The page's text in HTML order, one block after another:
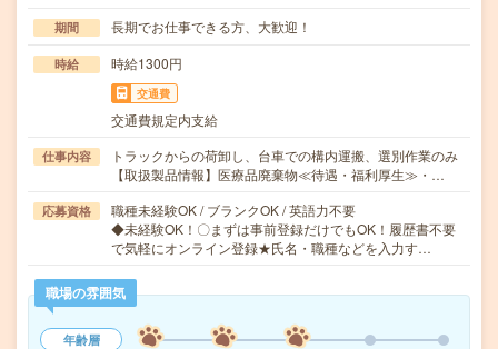
期間 長期でお仕事できる方、大歓迎！
時給 時給1300円
交通費
交通費規定内支給
仕事内容
トラックからの荷卸し、台車での構内運搬、選別作業のみ
【取扱製品情報】医療品廃棄物≪待遇・福利厚生≫・…
応募資格
職種未経験OK / ブランクOK / 英語力不要
◆未経験OK！〇まずは事前登録だけでもOK！履歴書不要
で気軽にオンライン登録★氏名・職種などを入力す…
職場の雰囲気
年齢層